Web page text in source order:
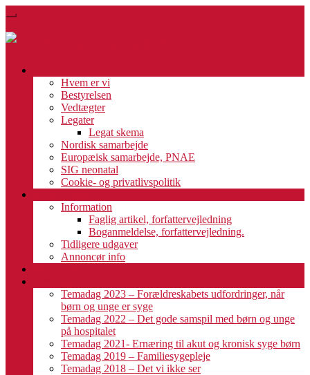
Skip
main
Toggle
navigation
Hvem er vi
Bestyrelsen
Vedtægter
Legater
Legat skema
Nordisk samarbejde
Europæisk samarbejde, PNAE
SIG neonatal
Cookie- og privatlivspolitik
Information
Faglig artikel, forfattervejledning
Boganmeldelse, forfattervejledning.
Tidligere udgaver
Annoncør info
Temadag 2023 – Forældreskabets udfordringer, når
børn og unge er syge
Temadag 2022 – Det gode samspil med børn og unge
på hospitalet
Temadag 2021- Ernæring til akut og kronisk syge børn
Temadag 2019 – Familiesygepleje
Temadag 2018 – Det vi ikke ser